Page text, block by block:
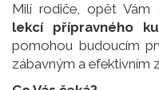
Milí rodiče, opět Vám
lekcí přípravného
pomohou budoucím
zábavným a efektivním